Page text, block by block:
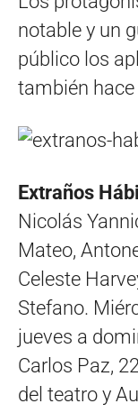
notable y un
público los
también
Extraños
Nicolás
Mateo,
Celeste
Stefano.
jueves a
Carlos Paz,
del teatro y